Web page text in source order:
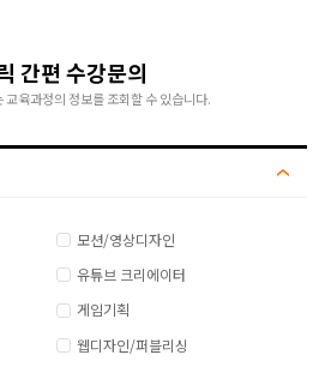
간편 수강문의
교육과정의 정보를 조회할 수 있습니다.
모션/영상디자인
유튜브 크리에이터
게임기획
웹디자인/퍼블리싱